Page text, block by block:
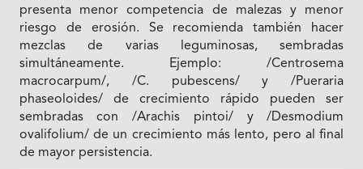
presenta menor competencia de malezas y menor
riesgo de erosión. Se recomienda también hacer
mezclas de varias leguminosas, sembradas
simultáneamente. Ejemplo: /Centrosema
macrocarpum/, /C. pubescens/ y /Pueraria
phaseoloides/ de crecimiento rápido pueden ser
sembradas con /Arachis pintoi/ y /Desmodium
ovalifolium/ de un crecimiento más lento, pero al final
de mayor persistencia.